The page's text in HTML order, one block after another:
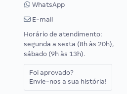
WhatsApp
E-mail
Horário de atendimento:
segunda a sexta (8h às 20h),
sábado (9h às 13h).
Foi aprovado?
Envie-nos a sua história!